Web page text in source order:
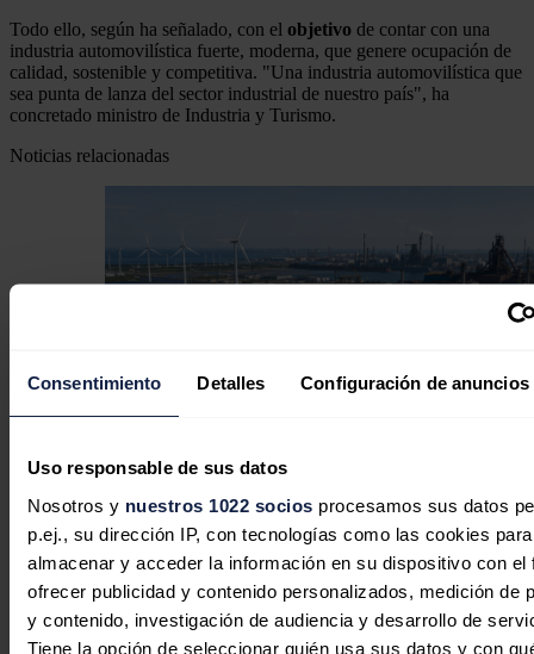
Consentimiento Detalles Configuración de anuncios
Uso responsable de sus datos
Nosotros y nuestros 1022 socios procesamos sus datos
p.ej., su dirección IP, con tecnologías como las cookies para
almacenar y acceder la información en su dispositivo con el
ofrecer publicidad y contenido personalizados, medición de
y contenido, investigación de audiencia y desarrollo de
Tiene la opción de seleccionar quién usa sus datos y con
Todo ello, según ha señalado, con el objetivo de contar con una
industria automovilística fuerte, moderna, que genere ocupación de
calidad, sostenible y competitiva. "Una industria automovilística que
sea punta de lanza del sector industrial de nuestro país", ha
concretado ministro de Industria y Turismo.
Noticias relacionadas
El hidrógeno renovable entra en la
fase industrial: construir es solo el
primer paso
Aleasoft Energy Forecasting29/07/2026